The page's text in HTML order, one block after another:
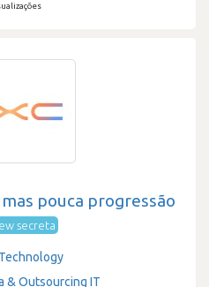
pouca progressão
secreta
·
& Outsourcing IT